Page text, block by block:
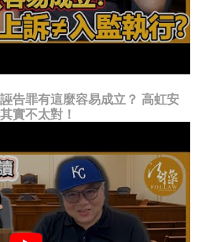
告罪有這麼容易成立？ 高虹安
實不太對！